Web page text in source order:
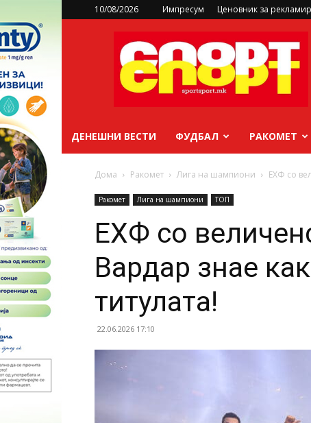
10/08/2026 Импресум Ценовник за
sportsport.mk
ДЕНЕШНИ ВЕСТИ ФУДБАЛ РАКОМЕТ
Дома Ракомет Лига на шампиони ЕХФ со
Ракомет Лига на шампиони ТОП
ЕХФ со
Вардар знае
титулата!
22.06.2026 17:10